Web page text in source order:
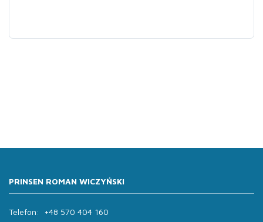
PRINSEN ROMAN WICZYŃSKI
Telefon:
+48 570 404 160